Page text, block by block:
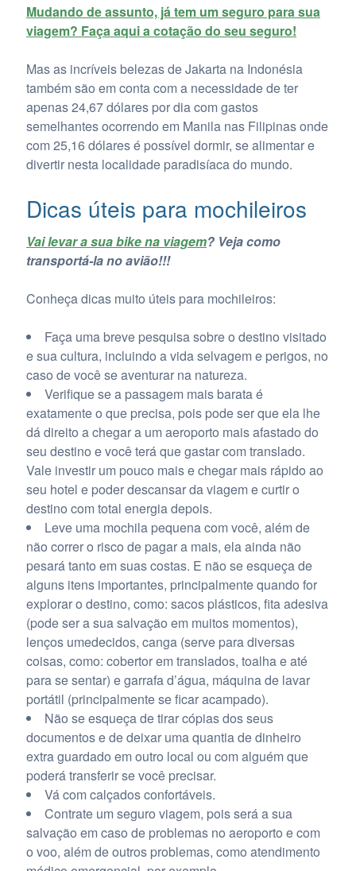
Mudando de assunto, já tem um seguro para sua
viagem? Faça aqui a cotação do seu seguro!
Mas as incríveis belezas de Jakarta na Indonésia
também são em conta com a necessidade de ter
apenas 24,67 dólares por dia com gastos
semelhantes ocorrendo em Manila nas Filipinas onde
com 25,16 dólares é possível dormir, se alimentar e
divertir nesta localidade paradisíaca do mundo.
Dicas úteis para mochileiros
Vai levar a sua bike na viagem? Veja como
transportá-la no avião!!!
Conheça dicas muito úteis para mochileiros:
Faça uma breve pesquisa sobre o destino visitado
e sua cultura, incluindo a vida selvagem e perigos, no
caso de você se aventurar na natureza.
Verifique se a passagem mais barata é
exatamente o que precisa, pois pode ser que ela lhe
dá direito a chegar a um aeroporto mais afastado do
seu destino e você terá que gastar com translado.
Vale investir um pouco mais e chegar mais rápido ao
seu hotel e poder descansar da viagem e curtir o
destino com total energia depois.
Leve uma mochila pequena com você, além de
não correr o risco de pagar a mais, ela ainda não
pesará tanto em suas costas. E não se esqueça de
alguns itens importantes, principalmente quando for
explorar o destino, como: sacos plásticos, fita adesiva
(pode ser a sua salvação em muitos momentos),
lenços umedecidos, canga (serve para diversas
coisas, como: cobertor em translados, toalha e até
para se sentar) e garrafa d’água, máquina de lavar
portátil (principalmente se ficar acampado).
Não se esqueça de tirar cópias dos seus
documentos e de deixar uma quantia de dinheiro
extra guardado em outro local ou com alguém que
poderá transferir se você precisar.
Vá com calçados confortáveis.
Contrate um seguro viagem, pois será a sua
salvação em caso de problemas no aeroporto e com
o voo, além de outros problemas, como atendimento